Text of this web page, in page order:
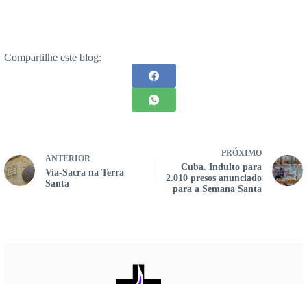
Compartilhe este blog:
ANTERIOR
Via-Sacra na Terra
Santa
PRÓXIMO
Cuba. Indulto para
2.010 presos anunciado
para a Semana Santa